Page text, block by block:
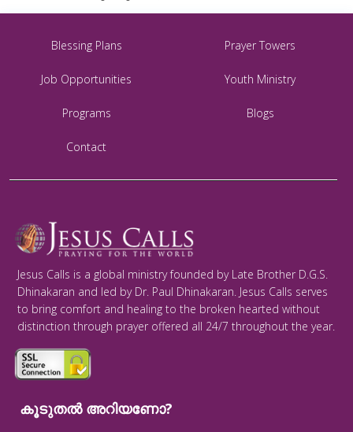
Blessing Plans Prayer Towers
Job Opportunities Youth Ministry
Programs Blogs
Contact
Jesus Calls is a global ministry founded by Late Brother D.G.S.
Dhinakaran and led by Dr. Paul Dhinakaran. Jesus Calls serves
to bring comfort and healing to the broken hearted without
distinction through prayer offered all 24/7 throughout the year.
കൂടുതൽ അറിയണോ?